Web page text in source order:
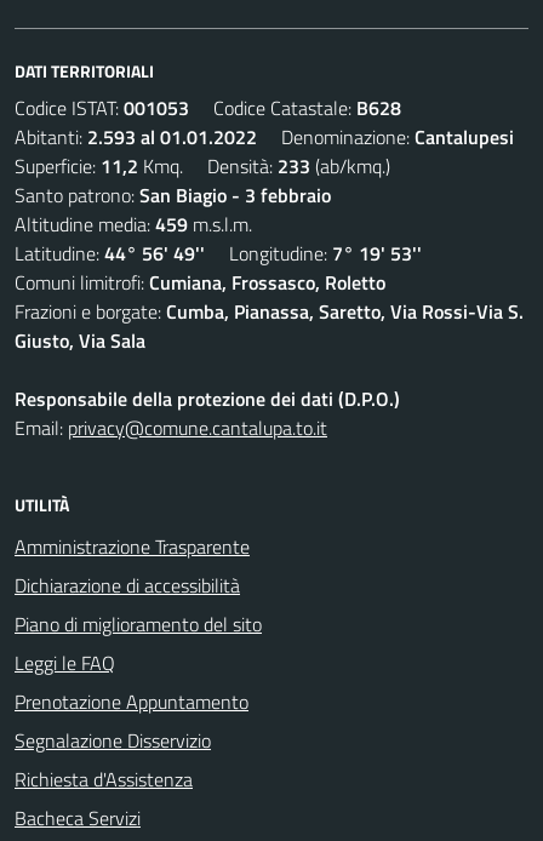
DATI TERRITORIALI
Codice ISTAT:001053 Codice Catastale: B628
Abitanti: 2.593 al 01.01.2022 Denominazione:Cantalupesi
Superficie: 11,2 Kmq. Densità: 233 (ab/kmq.)
Santo patrono:San Biagio - 3 febbraio
Altitudine media:459 m.s.l.m.
Latitudine:44° 56' 49'' Longitudine: 7° 19' 53''
Comuni limitrofi:Cumiana, Frossasco, Roletto
Frazioni e borgate:Cumba, Pianassa, Saretto, Via Rossi-Via S.
Giusto, Via Sala
Responsabile della protezione dei dati (D.P.O.)
Email: privacy@comune.cantalupa.to.it
UTILITÀ
Amministrazione Trasparente
Dichiarazione di accessibilità
Piano di miglioramento del sito
Leggi le FAQ
Prenotazione Appuntamento
Segnalazione Disservizio
Richiesta d'Assistenza
Bacheca Servizi